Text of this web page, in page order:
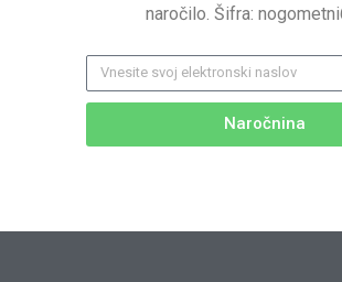
naročilo. Šifra:
Naročnina